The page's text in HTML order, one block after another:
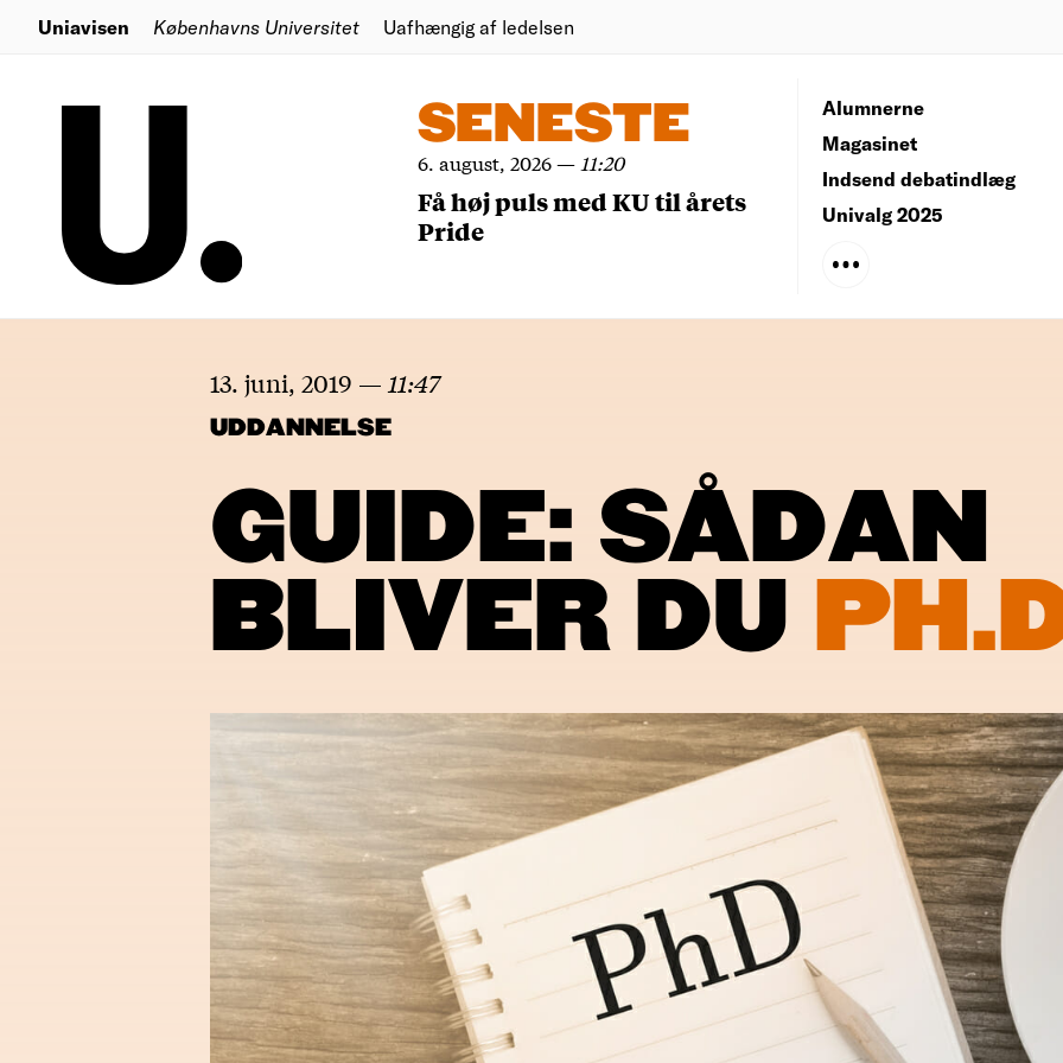
Uniavisen Københavns Universitet Uafhængig af ledelsen
SENESTE
6. august, 2026— 11:20
Få høj puls med KU til årets
Pride
Alumnerne
Magasinet
Indsend debatindlæg
Univalg 2025
13. juni, 2019 — 11:47
UDDANNELSE
GUIDE: SÅDAN
BLIVER DU